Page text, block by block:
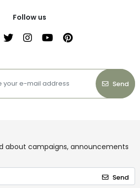
Follow us
Send
about campaigns, announcements
Send